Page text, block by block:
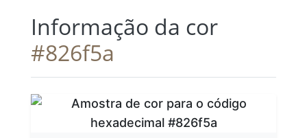
Informação da cor
#826f5a